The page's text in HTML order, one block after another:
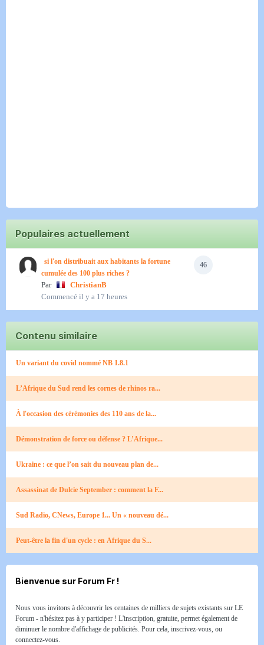
Populaires actuellement
46
si l'on distribuait aux habitants la fortune
cumulée des 100 plus riches ?
Par
ChristianB
Commencé il y a 17 heures
Contenu similaire
Un variant du covid nommé NB 1.8.1
L’Afrique du Sud rend les cornes de rhinos ra...
À l'occasion des cérémonies des 110 ans de la...
Démonstration de force ou défense ? L’Afrique...
Ukraine : ce que l’on sait du nouveau plan de...
Assassinat de Dulcie September : comment la F...
Sud Radio, CNews, Europe 1... Un « nouveau dé...
Peut-être la fin d'un cycle : en Afrique du S...
Bienvenue sur Forum Fr !
Nous vous invitons à découvrir les centaines de milliers de sujets existants sur LE
Forum - n'hésitez pas à y participer ! L'inscription, gratuite, permet également de
diminuer le nombre d'affichage de publicités. Pour cela, inscrivez-vous, ou
connectez-vous.